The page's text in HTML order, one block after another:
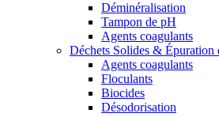
Déminéralisation
Tampon de pH
Agents coagulants
Déchets Solides & Épuration
Agents coagulants
Floculants
Biocides
Désodorisation